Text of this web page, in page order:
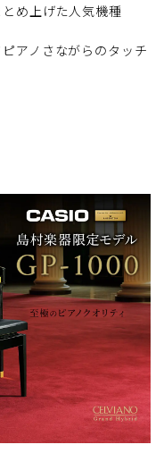
め上げた人気機種
アノさながらのタッチ